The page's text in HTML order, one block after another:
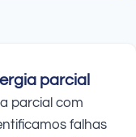
parcial
parcial com
falhas